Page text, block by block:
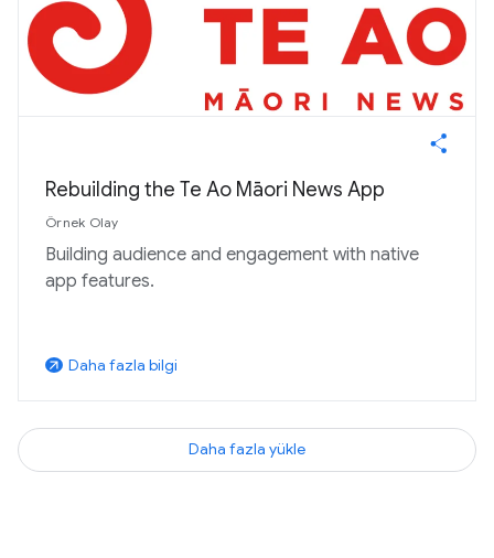
Rebuilding the Te Ao Māori News App
Örnek Olay
Building audience and engagement with native
app features.
arrow_outward Daha fazla bilgi
Daha fazla yükle